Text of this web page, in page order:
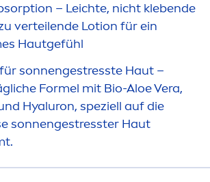
– Leichte, nicht klebende
verteilende Lotion für ein
Hautgefühl
sonnengestresste Haut –
Formel mit Bio-Aloe Vera,
Hyaluron, speziell auf die
sonnengestresster Haut